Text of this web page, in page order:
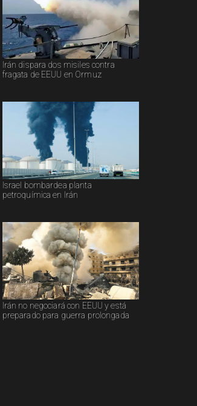
Irán dispara dos misiles contra
fragata de EEUU en Ormuz
Israel bombardea planta
petroquímica en Irán
Irán no negociará con EEUU y está
preparado para guerra prolongada